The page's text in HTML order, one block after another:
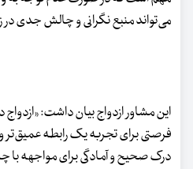
می‌تواند منبع نگرانی و چالش جدی
این مشاور ازدواج بیان داشت: «ازدواج
فرصتی برای تجربه یک رابطه عمیق‌تر و
درک صحیح و آمادگی برای مواجهه